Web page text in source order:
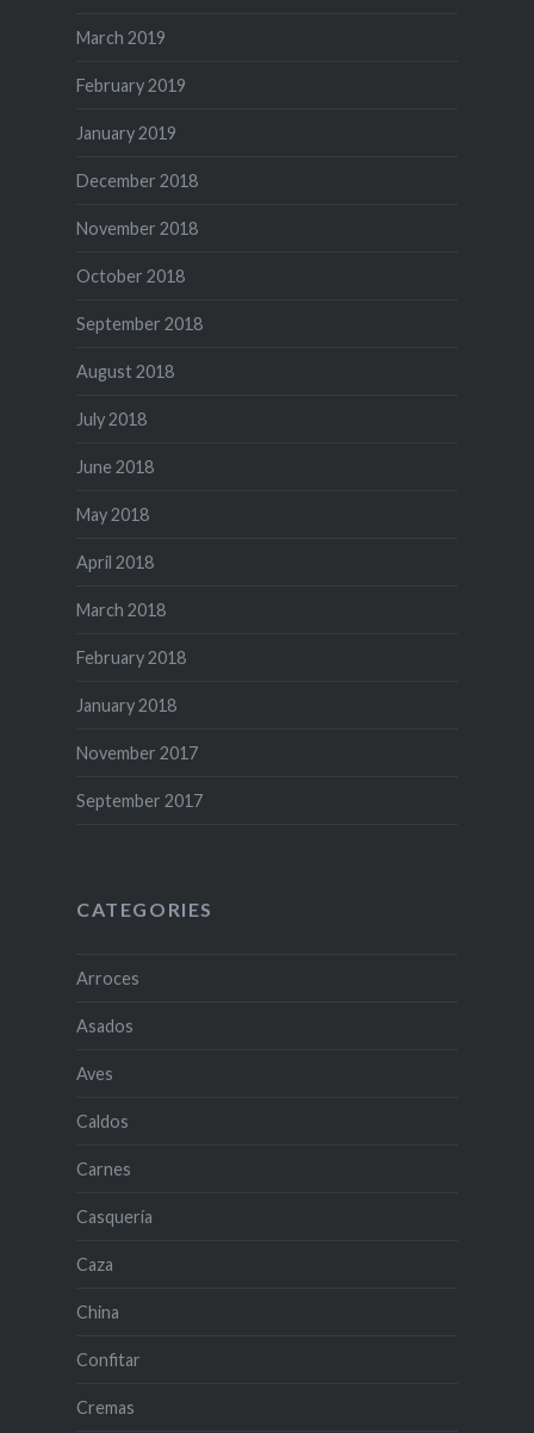
March 2019
February 2019
January 2019
December 2018
November 2018
October 2018
September 2018
August 2018
July 2018
June 2018
May 2018
April 2018
March 2018
February 2018
January 2018
November 2017
September 2017
CATEGORIES
Arroces
Asados
Aves
Caldos
Carnes
Casquería
Caza
China
Confitar
Cremas